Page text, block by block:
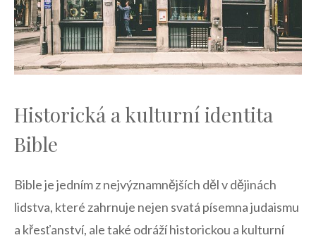
Historická a kulturní identita‌
Bible
Bible je jedním z nejvýznamnějších děl v ⁤dějinách
lidstva,‌ které zahrnuje nejen svatá‌ písemna judaismu
a‍ křesťanství, ale také⁤ odráží historickou a kulturní